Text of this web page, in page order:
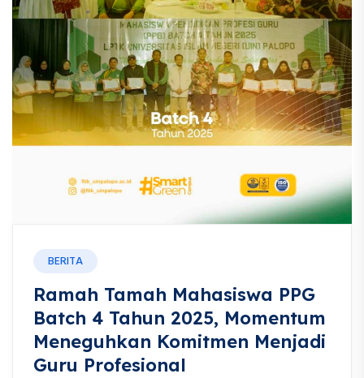
BERITA
Ramah Tamah Mahasiswa PPG
Batch 4 Tahun 2025, Momentum
Meneguhkan Komitmen Menjadi
Guru Profesional